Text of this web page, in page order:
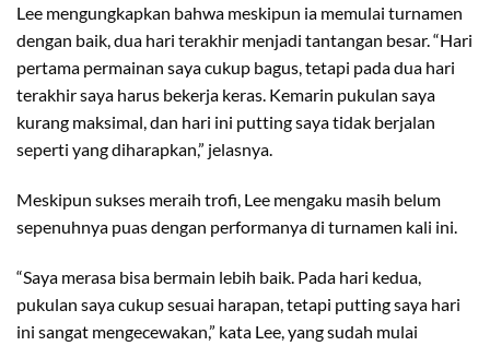
Lee mengungkapkan bahwa meskipun ia memulai turnamen
dengan baik, dua hari terakhir menjadi tantangan besar. “Hari
pertama permainan saya cukup bagus, tetapi pada dua hari
terakhir saya harus bekerja keras. Kemarin pukulan saya
kurang maksimal, dan hari ini putting saya tidak berjalan
seperti yang diharapkan,” jelasnya.
Meskipun sukses meraih trofi, Lee mengaku masih belum
sepenuhnya puas dengan performanya di turnamen kali ini.
“Saya merasa bisa bermain lebih baik. Pada hari kedua,
pukulan saya cukup sesuai harapan, tetapi putting saya hari
ini sangat mengecewakan,” kata Lee, yang sudah mulai